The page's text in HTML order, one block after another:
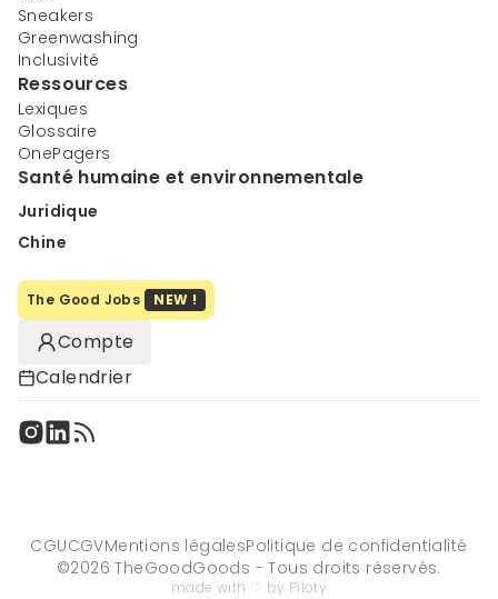
Sneakers
Greenwashing
Inclusivité
Ressources
Lexiques
Glossaire
OnePagers
Santé humaine et environnementale
Juridique
Chine
The Good Jobs NEW !
Compte
Calendrier
CGUCGVMentions légalesPolitique de confidentialité
©2026 TheGoodGoods - Tous droits réservés.
made with ♡ by Piloty